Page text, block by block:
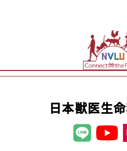
日本獣医生